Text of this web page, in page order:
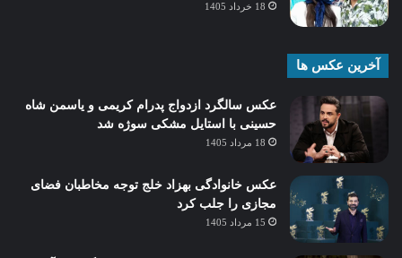
18 خرداد 1405
آخرین عکس ها
عکس سالگرد ازدواج پدرام کریمی و یاسمن شاه‌
حسینی با استایل مشکی سوژه شد
18 مرداد 1405
عکس خانوادگی بهزاد خلج توجه مخاطبان فضای
مجازی را جلب کرد
15 مرداد 1405